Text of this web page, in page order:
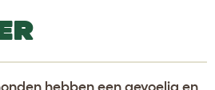
hebben een gevoelig en